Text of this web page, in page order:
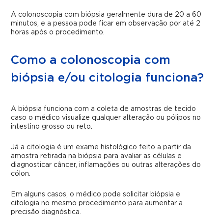
A colonoscopia com biópsia geralmente dura de 20 a 60
minutos, e a pessoa pode ficar em observação por até 2
horas após o procedimento.
Como a colonoscopia com
biópsia e/ou citologia funciona?
A biópsia funciona com a coleta de amostras de tecido
caso o médico visualize qualquer alteração ou pólipos no
intestino grosso ou reto.
Já a citologia é um exame histológico feito a partir da
amostra retirada na biópsia para avaliar as células e
diagnosticar câncer, inflamações ou outras alterações do
cólon.
Em alguns casos, o médico pode solicitar biópsia e
citologia no mesmo procedimento para aumentar a
precisão diagnóstica.